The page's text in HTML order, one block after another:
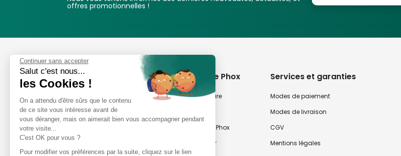
offres promotionnelles !
Phox
Spécialiste de l'image
Suivez-nous
Avis clients
8,2/10 Avis vérifiés
A propos de Phox
Notre savoir-faire
Nos magasins Phox
Notre newsletter
Services et garanties
Modes de paiement
Modes de livraison
CGV
Mentions légales
Continuer sans accepter
Salut c'est nous...
les Cookies !
On a attendu d'être sûrs que le contenu
de ce site vous intéresse avant de
vous déranger, mais on aimerait bien vous accompagner pendant
votre visite...
C'est OK pour vous ?
Pour modifier vos préférences par la suite, cliquez sur le lien